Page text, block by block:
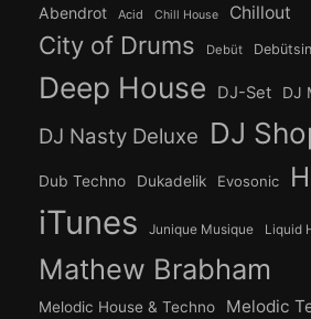
Abendrot Acid Chill House Chillout
City of Drums Debüt
Deep House DJ-Set DJ
DJ Nasty Deluxe DJ
Dub Techno Dukadelik Evosonic
iTunes Junique Musique Liquid
Mathew Brabham
Melodic House & Techno Melodic